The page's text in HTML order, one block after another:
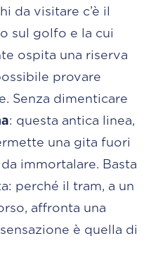
da visitare c’è il
sul golfo e la cui
ospita una riserva
provare
Senza dimenticare
: questa antica linea,
una gita fuori
immortalare. Basta
perché il tram, a un
affronta una
è quella di